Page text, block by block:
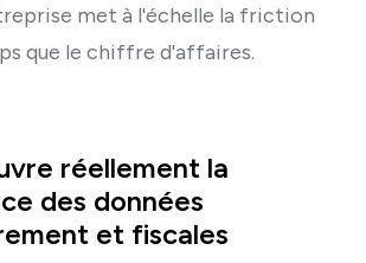
met à l'échelle la friction
que le chiffre d'affaires.
réellement la
des données
et fiscales